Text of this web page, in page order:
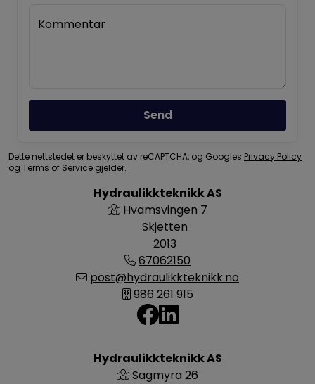
Hydraulikkteknikk AS
Hvamsvingen 7
Skjetten
2013
67062150
post@hydraulikkteknikk.no
986 261 915
Hydraulikkteknikk AS
Sagmyra 26
Kommentar
Send
Dette nettstedet er beskyttet av reCAPTCHA, og Googles Privacy Policy
og Terms of Service gjelder.